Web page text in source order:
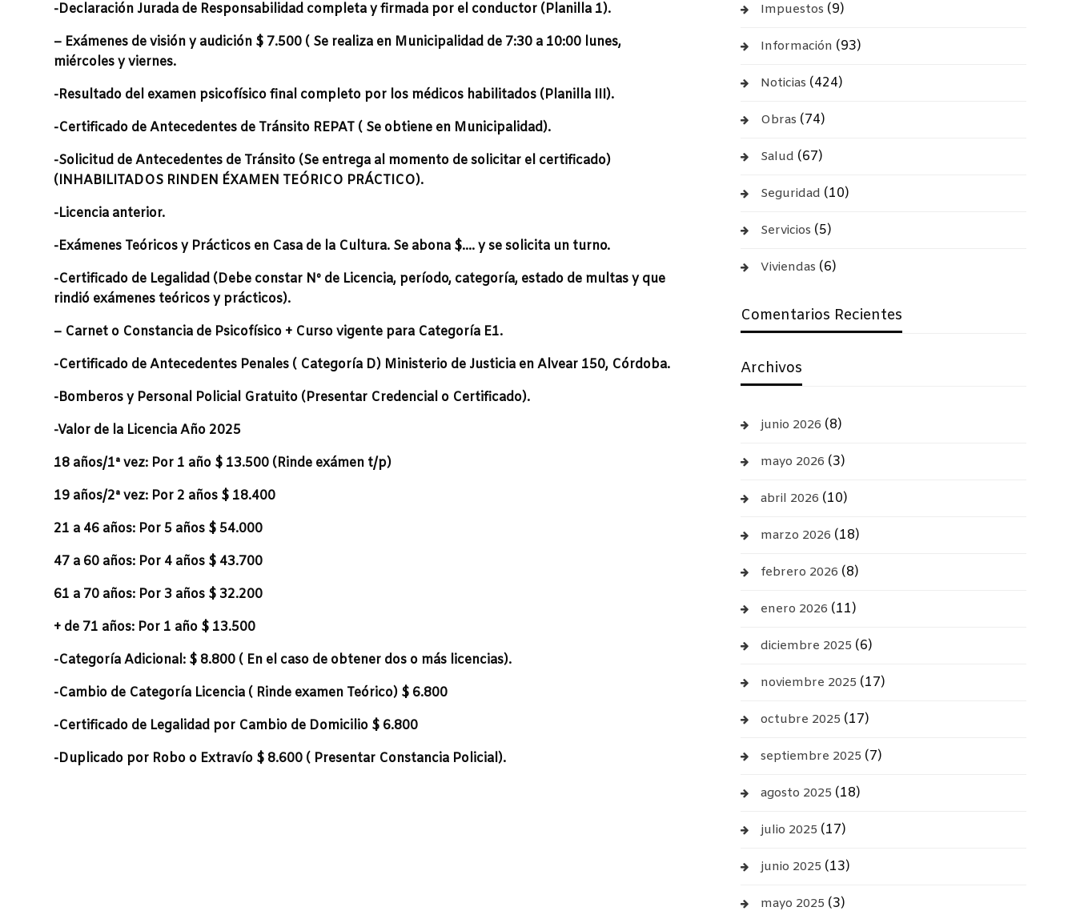
-Declaración Jurada de Responsabilidad completa y firmada por el conductor (Planilla 1).
– Exámenes de visión y audición $ 7.500 ( Se realiza en Municipalidad de 7:30 a 10:00 lunes,
miércoles y viernes.
-Resultado del examen psicofísico final completo por los médicos habilitados (Planilla III).
-Certificado de Antecedentes de Tránsito REPAT ( Se obtiene en Municipalidad).
-Solicitud de Antecedentes de Tránsito (Se entrega al momento de solicitar el certificado)
(INHABILITADOS RINDEN ÉXAMEN TEÓRICO PRÁCTICO).
-Licencia anterior.
-Exámenes Teóricos y Prácticos en Casa de la Cultura. Se abona $…. y se solicita un turno.
-Certificado de Legalidad (Debe constar Nº de Licencia, período, categoría, estado de multas y que
rindió exámenes teóricos y prácticos).
– Carnet o Constancia de Psicofísico + Curso vigente para Categoría E1.
-Certificado de Antecedentes Penales ( Categoría D) Ministerio de Justicia en Alvear 150, Córdoba.
-Bomberos y Personal Policial Gratuito (Presentar Credencial o Certificado).
-Valor de la Licencia Año 2025
18 años/1ª vez: Por 1 año $ 13.500 (Rinde exámen t/p)
19 años/2ª vez: Por 2 años $ 18.400
21 a 46 años: Por 5 años $ 54.000
47 a 60 años: Por 4 años $ 43.700
61 a 70 años: Por 3 años $ 32.200
+ de 71 años: Por 1 año $ 13.500
-Categoría Adicional: $ 8.800 ( En el caso de obtener dos o más licencias).
-Cambio de Categoría Licencia ( Rinde examen Teórico) $ 6.800
-Certificado de Legalidad por Cambio de Domicilio $ 6.800
-Duplicado por Robo o Extravío $ 8.600 ( Presentar Constancia Policial).
Impuestos (9)
Información (93)
Noticias (424)
Obras (74)
Salud (67)
Seguridad (10)
Servicios (5)
Viviendas (6)
Comentarios Recientes
Archivos
junio 2026 (8)
mayo 2026 (3)
abril 2026 (10)
marzo 2026 (18)
febrero 2026 (8)
enero 2026 (11)
diciembre 2025 (6)
noviembre 2025 (17)
octubre 2025 (17)
septiembre 2025 (7)
agosto 2025 (18)
julio 2025 (17)
junio 2025 (13)
mayo 2025 (3)